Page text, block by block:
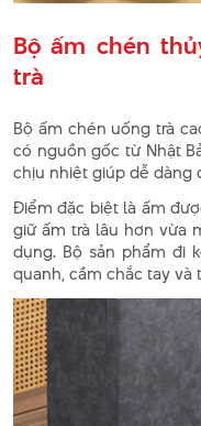
Bộ ấm chén
trà
Bộ ấm chén uống trà
có nguồn gốc từ Nhật
chịu nhiệt giúp dễ dàng
Điểm đặc biệt là ấm
giữ ấm trà lâu hơn vừa
dụng. Bộ sản phẩm đi
quanh, cầm chắc tay và